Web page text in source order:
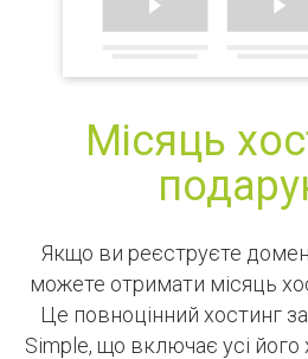
Місяць
Якщо ви реєструєте домен
можете отримати місяць
Це повноцінний хостинг
Simple, що включає усі його